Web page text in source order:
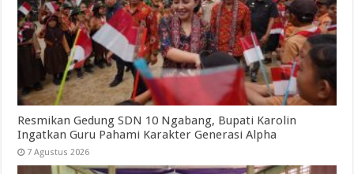
Resmikan Gedung SDN 10 Ngabang, Bupati Karolin
Ingatkan Guru Pahami Karakter Generasi Alpha
7 Agustus 2026